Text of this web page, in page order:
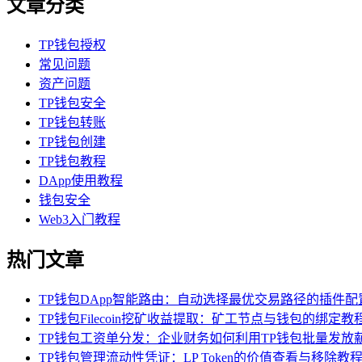
文章分类
TP钱包授权
常见问题
资产问题
TP钱包安全
TP钱包转账
TP钱包创建
TP钱包教程
DApp使用教程
钱包安全
Web3入门教程
热门文章
TP钱包DApp智能路由：自动选择最优交易路径的插件配
TP钱包Filecoin挖矿收益提取：矿工节点与钱包的绑定教
TP钱包工资单分发：企业财务如何利用TP钱包批量发放
TP钱包管理流动性凭证：LP Token的价值查看与移除教程